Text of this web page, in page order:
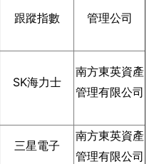
跟蹤指數 管理公司
SK海力士
南方東英資產
管理有限公司
三星電子
南方東英資產
管理有限公司